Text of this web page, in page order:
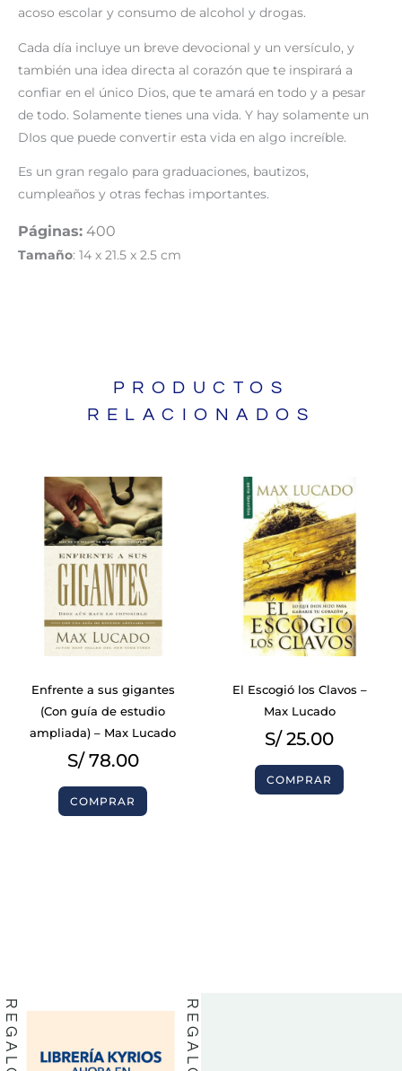
acoso escolar y consumo de alcohol y drogas.
Cada día incluye un breve devocional y un versículo, y
también una idea directa al corazón que te inspirará a
confiar en el único Dios, que te amará en todo y a pesar
de todo. Solamente tienes una vida. Y hay solamente un
DIos que puede convertir esta vida en algo increíble.
Es un gran regalo para graduaciones, bautizos,
cumpleaños y otras fechas importantes.
Páginas: 400
Tamaño: 14 x 21.5 x 2.5 cm
PRODUCTOS
RELACIONADOS
Enfrente a sus gigantes
(Con guía de estudio
ampliada) – Max Lucado
S/78.00
COMPRAR
El Escogió los Clavos –
Max Lucado
S/ 25.00
COMPRAR
REGALOS
REGALOS